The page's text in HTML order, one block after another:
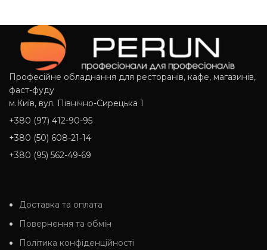
Професійне обладнання для ресторанів, кафе, магазинів,
фаст-фуду
м.Київ, вул. Північно-Сирецька 1
+380 (97) 412-90-95
+380 (50) 608-21-14
+380 (95) 562-49-69
Доставка та оплата
Повернення та обмін
Політика конфіденційності